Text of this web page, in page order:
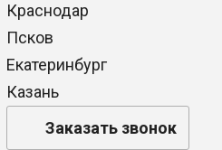
Краснодар
Псков
Екатеринбург
Казань
Заказать звонок